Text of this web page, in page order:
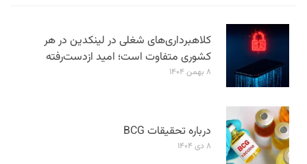
کلاهبرداری‌های شغلی در لینکدین در هر
کشوری متفاوت است؛ امید ازدست‌رفته
۸ بهمن ۱۴۰۴
درباره تحقیقات BCG
۸ دی ۱۴۰۴